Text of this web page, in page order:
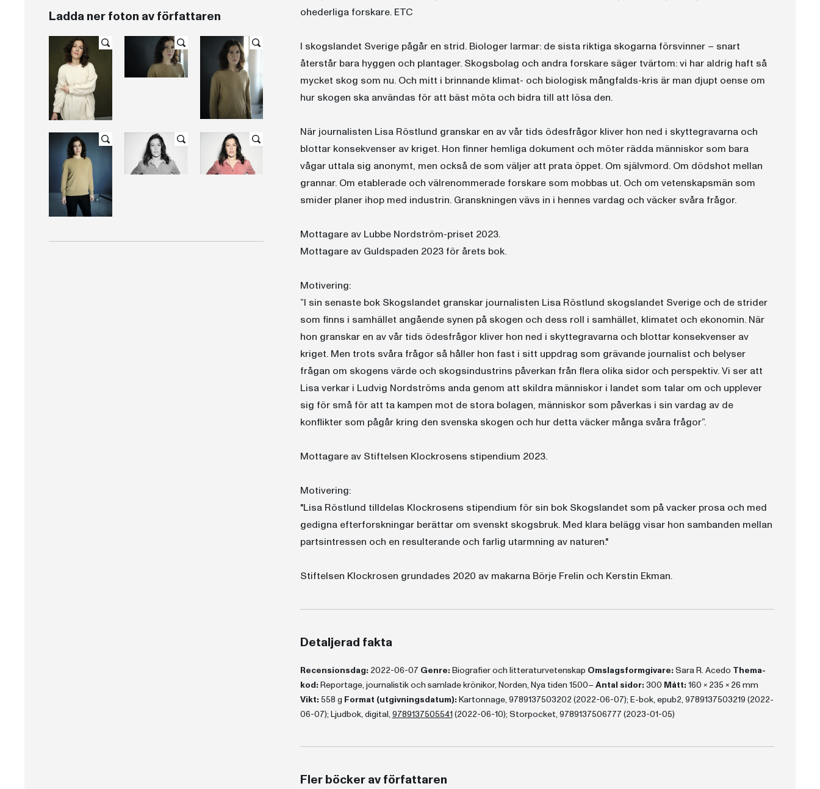
Ladda ner foton av författaren
ohederliga forskare. ETC
I skogslandet Sverige pågår en strid. Biologer larmar: de sista riktiga skogarna försvinner – snart
återstår bara hyggen och plantager. Skogsbolag och andra forskare säger tvärtom: vi har aldrig haft så
mycket skog som nu. Och mitt i brinnande klimat- och biologisk mångfalds-kris är man djupt oense om
hur skogen ska användas för att bäst möta och bidra till att lösa den.
När journalisten Lisa Röstlund granskar en av vår tids ödesfrågor kliver hon ned i skyttegravarna och
blottar konsekvenser av kriget. Hon finner hemliga dokument och möter rädda människor som bara
vågar uttala sig anonymt, men också de som väljer att prata öppet. Om självmord. Om dödshot mellan
grannar. Om etablerade och välrenommerade forskare som mobbas ut. Och om vetenskapsmän som
smider planer ihop med industrin. Granskningen vävs in i hennes vardag och väcker svåra frågor.
Mottagare av Lubbe Nordström-priset 2023.
Mottagare av Guldspaden 2023 för årets bok.
Motivering:
”I sin senaste bok Skogslandet granskar journalisten Lisa Röstlund skogslandet Sverige och de strider
som finns i samhället angående synen på skogen och dess roll i samhället, klimatet och ekonomin. När
hon granskar en av vår tids ödesfrågor kliver hon ned i skyttegravarna och blottar konsekvenser av
kriget. Men trots svåra frågor så håller hon fast i sitt uppdrag som grävande journalist och belyser
frågan om skogens värde och skogsindustrins påverkan från flera olika sidor och perspektiv. Vi ser att
Lisa verkar i Ludvig Nordströms anda genom att skildra människor i landet som talar om och upplever
sig för små för att ta kampen mot de stora bolagen, människor som påverkas i sin vardag av de
konflikter som pågår kring den svenska skogen och hur detta väcker många svåra frågor”.
Mottagare av Stiftelsen Klockrosens stipendium 2023.
Motivering:
"Lisa Röstlund tilldelas Klockrosens stipendium för sin bok Skogslandet som på vacker prosa och med
gedigna efterforskningar berättar om svenskt skogsbruk. Med klara belägg visar hon sambanden mellan
partsintressen och en resulterande och farlig utarmning av naturen."
Stiftelsen Klockrosen grundades 2020 av makarna Börje Frelin och Kerstin Ekman.
Detaljerad fakta
Recensionsdag: 2022-06-07 Genre: Biografier och litteraturvetenskap Omslagsformgivare: Sara R. Acedo Thema-
kod: Reportage, journalistik och samlade krönikor, Norden, Nya tiden 1500– Antal sidor: 300 Mått: 160 x 235 x 26 mm
Vikt: 558 g Format (utgivningsdatum): Kartonnage, 9789137503202 (2022-06-07); E-bok, epub2, 9789137503219 (2022-
06-07); Ljudbok, digital, 9789137505541 (2022-06-10); Storpocket, 9789137506777 (2023-01-05)
Fler böcker av författaren